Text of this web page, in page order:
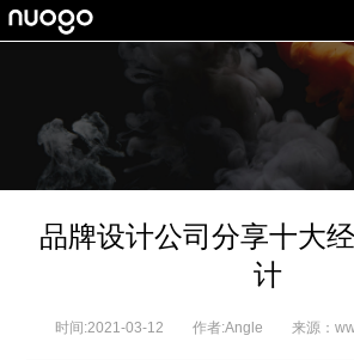
品牌设计公司分享十大
计
时间:2021-03-12 作者:Angle 来源：